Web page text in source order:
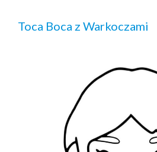
Toca Boca z Warkoczami